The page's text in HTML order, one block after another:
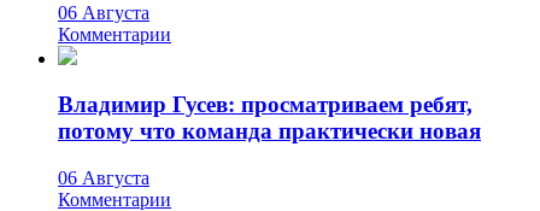
06 Августа
Комментарии
Владимир Гусев: просматриваем ребят,
потому что команда практически новая
06 Августа
Комментарии